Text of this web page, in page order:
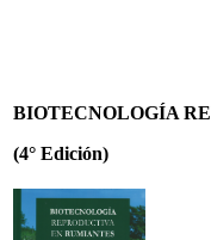
BIOTECNOLOGÍA
(4° Edición)